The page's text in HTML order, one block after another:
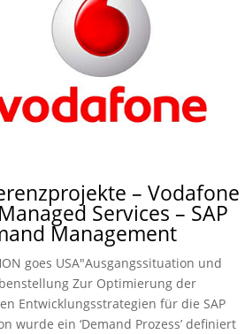
– Vodafone
Services – SAP
Management
goes USA"Ausgangssituation und
Zur Optimierung der
Entwicklungsstrategien für die SAP
wurde ein ‘Demand Prozess’ definiert